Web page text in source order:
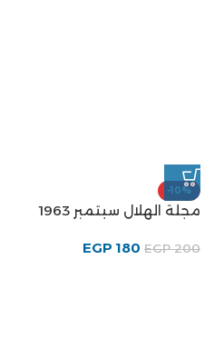
-10%
مجلة الهلال سبتمبر 1963
EGP200
EGP 180